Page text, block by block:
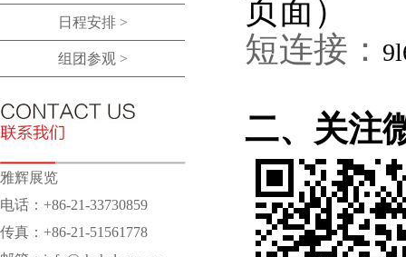
日程安排 >
组团参观 >
雅辉展览
电话：+86-21-33730859
传真：+86-21-51561778
页面）
短连接：
二、关注